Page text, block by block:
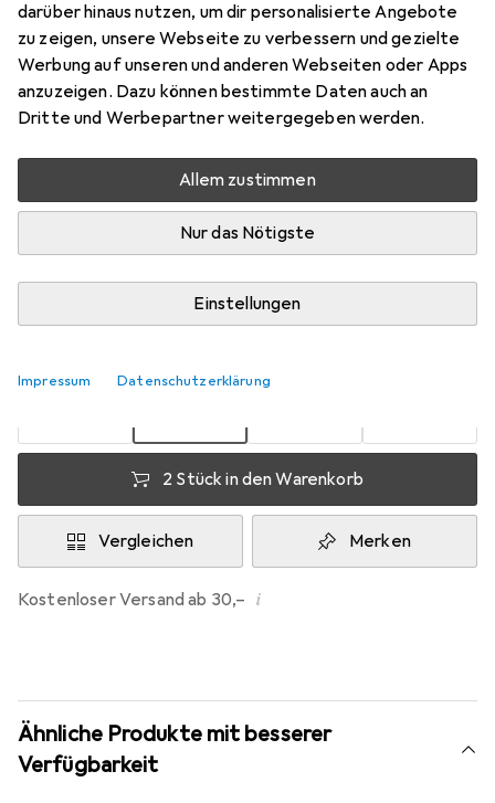
darüber hinaus nutzen, um dir personalisierte Angebote
zu zeigen, unsere Webseite zu verbessern und gezielte
Werbung auf unseren und anderen Webseiten oder Apps
anzuzeigen. Dazu können bestimmte Daten auch an
Dritte und Werbepartner weitergegeben werden.
Allem zustimmen
Nur das Nötigste
Einstellungen
Impressum Datenschutzerklärung
Preis in EUR inkl. MwSt.
Bewertungen
Zwischen Mi, 19.8. und Fr, 21.8. geliefert
Mehr als 10 Stück an Lager beim Lieferanten
Benachrichtigen, wenn schneller verfügbar
Lieferort angeben für genaue Lieferzeit
EUR
5,11 pro Stück
EUR
4,49
pro Stück
EUR
4,20
pro Stück
2 Stück in den Warenkorb
Vergleichen Merken
Kostenloser Versand ab 30,– i
Ähnliche Produkte mit besserer
Verfügbarkeit